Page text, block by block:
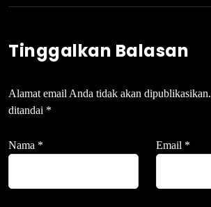
Tinggalkan Balasan
Alamat email Anda tidak akan dipublikasikan.
ditandai *
Nama * Email *